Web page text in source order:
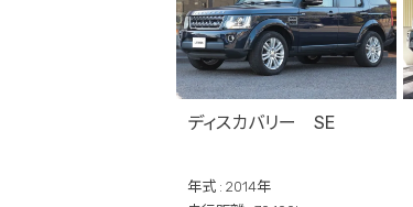
ディスカバリー SE
年式 : 2014年